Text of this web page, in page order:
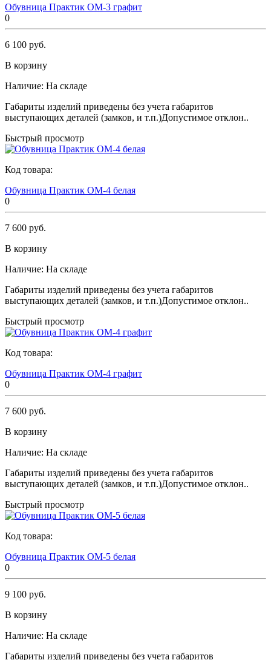
Обувница Практик ОМ-3 графит
0
6 100 руб.
В корзину
Наличие: На складе
Габариты изделий приведены без учета габаритов
выступающих деталей (замков, и т.п.)Допустимое отклон..
Быстрый просмотр
Код товара:
Обувница Практик ОМ-4 белая
0
7 600 руб.
В корзину
Наличие: На складе
Габариты изделий приведены без учета габаритов
выступающих деталей (замков, и т.п.)Допустимое отклон..
Быстрый просмотр
Код товара:
Обувница Практик ОМ-4 графит
0
7 600 руб.
В корзину
Наличие: На складе
Габариты изделий приведены без учета габаритов
выступающих деталей (замков, и т.п.)Допустимое отклон..
Быстрый просмотр
Код товара:
Обувница Практик ОМ-5 белая
0
9 100 руб.
В корзину
Наличие: На складе
Габариты изделий приведены без учета габаритов